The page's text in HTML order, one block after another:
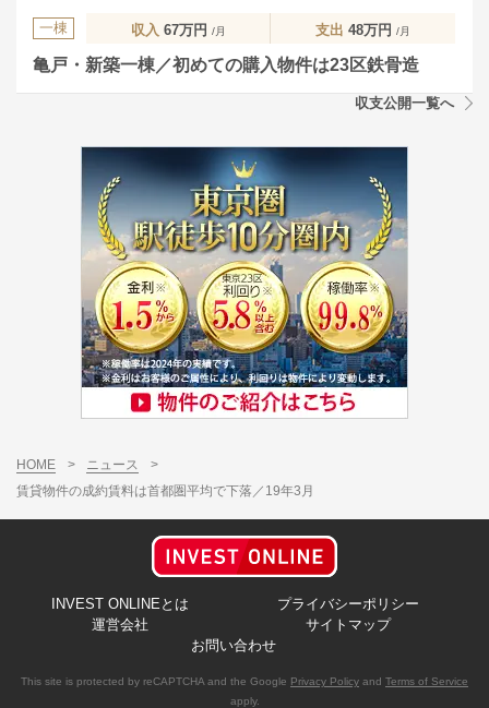
一棟 収入 67万円 /月 支出 48万円 /月
亀戸・新築一棟／初めての購入物件は23区鉄骨造
収支公開一覧へ
HOME > ニュース
>
賃貸物件の成約賃料は首都圏平均で下落／19年3月
INVEST ONLINEとは
プライバシーポリシー
運営会社
サイトマップ
お問い合わせ
This site is protected by reCAPTCHA and the Google Privacy Policy and Terms of Service
apply.